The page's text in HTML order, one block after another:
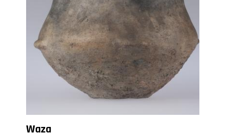
Waza